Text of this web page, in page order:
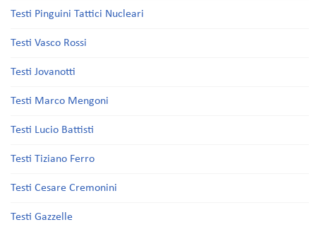
Testi Pinguini Tattici Nucleari
Testi Vasco Rossi
Testi Jovanotti
Testi Marco Mengoni
Testi Lucio Battisti
Testi Tiziano Ferro
Testi Cesare Cremonini
Testi Gazzelle